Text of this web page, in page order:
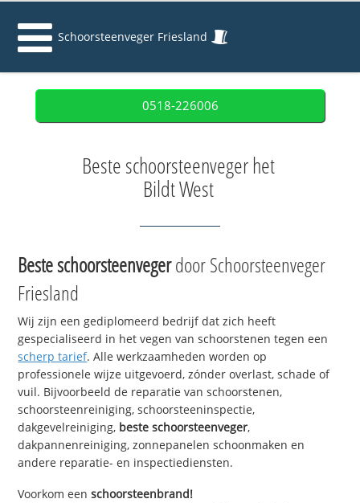
Schoorsteenveger Friesland
0518-226006
Beste schoorsteenveger het
Bildt West
Beste schoorsteenvegerdoor Schoorsteenveger
Friesland
Wij zijn een gediplomeerd bedrijf dat zich heeft
gespecialiseerd in het vegen van schoorstenen tegen een
scherp tarief. Alle werkzaamheden worden op
professionele wijze uitgevoerd, zónder overlast, schade of
vuil. Bijvoorbeeld de reparatie van schoorstenen,
schoorsteenreiniging, schoorsteeninspectie,
dakgevelreiniging, beste schoorsteenveger,
dakpannenreiniging, zonnepanelen schoonmaken en
andere reparatie- en inspectiediensten.
Voorkom eenschoorsteenbrand!